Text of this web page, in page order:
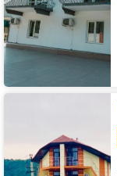
Гостевой